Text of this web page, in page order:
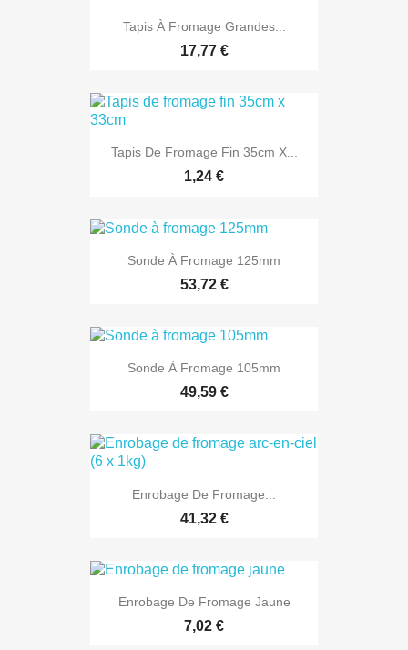
Tapis À Fromage Grandes...
17,77 €
Tapis De Fromage Fin 35cm X...
1,24 €
Sonde À Fromage 125mm
53,72 €
Sonde À Fromage 105mm
49,59 €
Enrobage De Fromage...
41,32 €
Enrobage De Fromage Jaune
7,02 €